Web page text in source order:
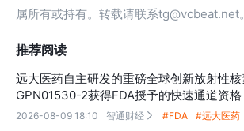
属所有或持有。转载请联系tg@vcbeat.net。
推荐阅读
远大医药自主研发的重磅全球创新放射性
GPN01530-2获得FDA授予的快速通道资格
2026-08-09 18:10 智通财经  #FDA #远大医药